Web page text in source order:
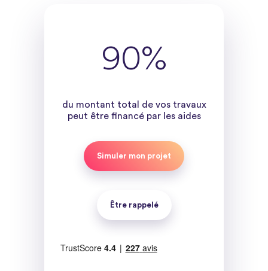
90%
du montant total de vos travaux
peut être financé par les aides
Simuler mon projet
Être rappelé